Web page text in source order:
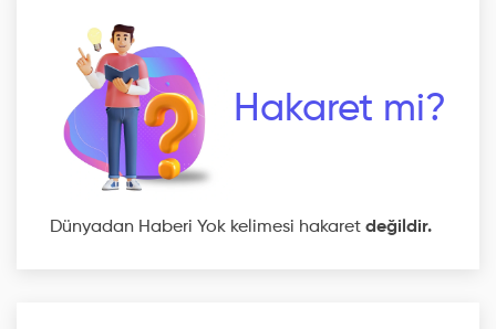
Hakaret mi?
Dünyadan Haberi Yok kelimesi hakaret değildir.